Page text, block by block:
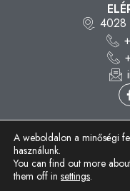
4028
Synergus Tender
A weboldalon a minőségi
használunk.
You can find out more
them off in settings.